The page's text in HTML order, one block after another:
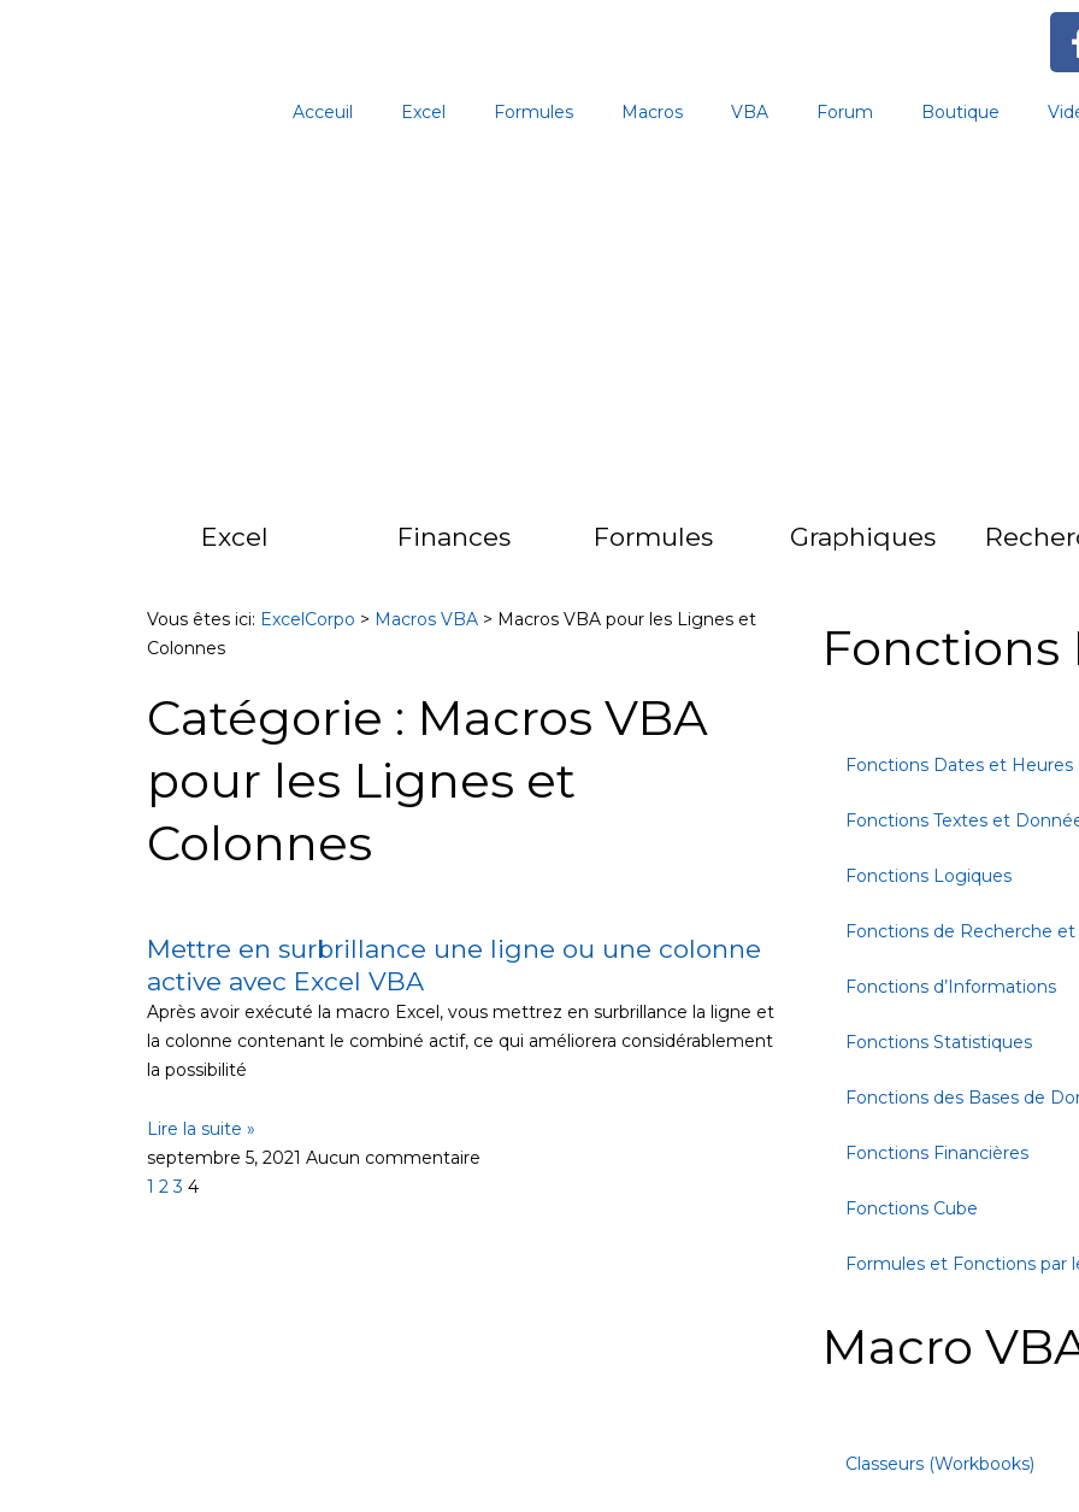
Acceuil Excel Formules Macros VBA Forum Boutique
Excel Finances Formules Graphiques
Vous êtes ici: ExcelCorpo > Macros VBA > Macros VBA pour les Lignes et
Colonnes
Catégorie : Macros VBA
pour les Lignes et
Colonnes
Mettre en surbrillance une ligne ou une colonne
active avec Excel VBA
Après avoir exécuté la macro Excel, vous mettrez en surbrillance la ligne et
la colonne contenant le combiné actif, ce qui améliorera considérablement
la possibilité
Lire la suite »
septembre 5, 2021 Aucun commentaire
Page
1
Page
2
Page
3
Page
4
Fonctions
Fonctions Dates et Heures
Fonctions Textes et
Fonctions Logiques
Fonctions de Recherche
Fonctions d’Informations
Fonctions Statistiques
Fonctions des Bases de
Fonctions Financières
Fonctions Cube
Formules et Fonctions par
Macro
Classeurs (Workbooks)